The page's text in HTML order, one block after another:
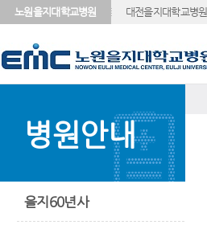
노원을지대학교병원 대전을지대학교병원
병원안내
을지60년사